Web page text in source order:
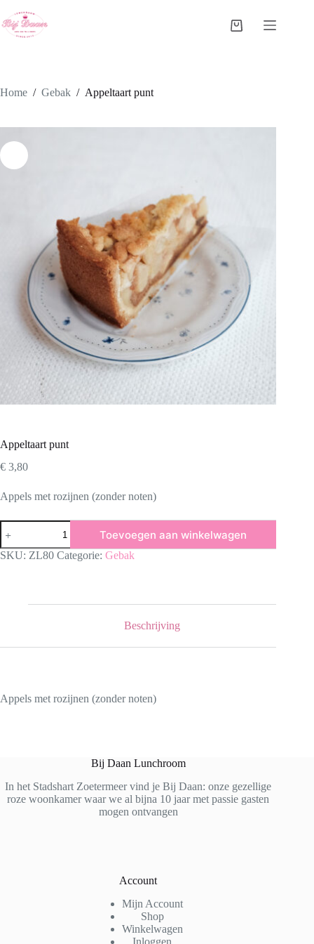
naar
de
Winkelwagen
Home / Gebak / Appeltaart punt
Appeltaart punt
€ 3,80
Appels met rozijnen (zonder noten)
Appeltaart
punt
aantal
Toevoegen aan winkelwagen
SKU: ZL80 Categorie: Gebak
Beschrijving
Appels met rozijnen (zonder noten)
Bij Daan Lunchroom
In het Stadshart Zoetermeer vind je Bij Daan: onze gezellige
roze woonkamer waar we al bijna 10 jaar met passie gasten
mogen ontvangen
Account
Mijn Account
Shop
Winkelwagen
Inloggen